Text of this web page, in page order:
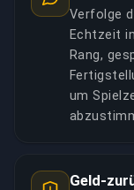
Verfolge
Echtzeit
Rang,
um
Geld-